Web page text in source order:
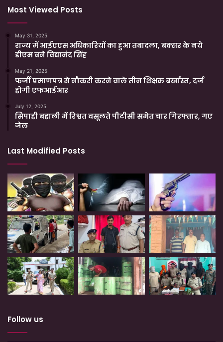
Most Viewed Posts
May 31, 2025
राज्य में आईएएस अधिकारियों का हुआ तबादला, बक्सर के नये
डीएम बने विद्यानंद सिंह
May 21, 2025
फर्जी प्रमाणपत्र से नौकरी करने वाले तीन शिक्षक बर्खास्त, दर्ज
होगी एफआईआर
July 12, 2025
सिपाही बहाली में रिश्वत वसूलते पीटीसी समेत चार गिरफ्तार, गए
जेल
Last Modified Posts
Follow us